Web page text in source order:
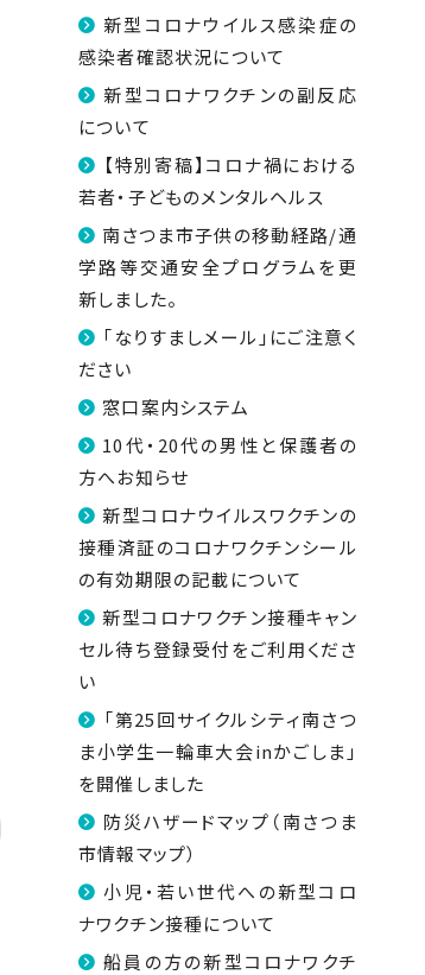
新型コロナウイルス感染症の
感染者確認状況について
新型コロナワクチンの副反応
について
【特別寄稿】コロナ禍における
若者・子どものメンタルヘルス
南さつま市子供の移動経路/通
学路等交通安全プログラムを更
新しました。
「なりすましメール」にご注意く
ださい
窓口案内システム
10代・20代の男性と保護者の
方へお知らせ
新型コロナウイルスワクチンの
接種済証のコロナワクチンシール
の有効期限の記載について
新型コロナワクチン接種キャン
セル待ち登録受付をご利用くださ
い
「第25回サイクルシティ南さつ
ま小学生一輪車大会inかごしま」
を開催しました
防災ハザードマップ（南さつま
市情報マップ）
小児・若い世代への新型コロ
ナワクチン接種について
船員の方の新型コロナワクチ